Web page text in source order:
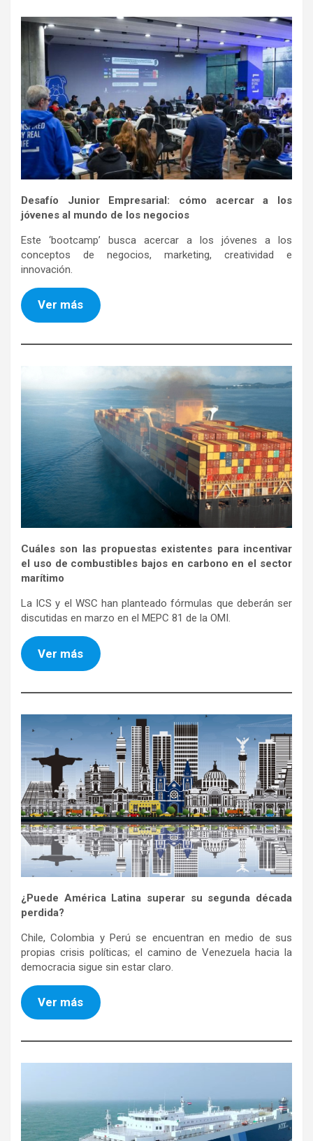
Desafío Junior Empresarial: cómo acercar a los
jóvenes al mundo de los negocios
Este ‘bootcamp’ busca acercar a los jóvenes a los
conceptos de negocios, marketing, creatividad e
innovación.
Ver más
Cuáles son las propuestas existentes para incentivar
el uso de combustibles bajos en carbono en el sector
marítimo
La ICS y el WSC han planteado fórmulas que deberán ser
discutidas en marzo en el MEPC 81 de la OMI.
Ver más
¿Puede América Latina superar su segunda década
perdida?
Chile, Colombia y Perú se encuentran en medio de sus
propias crisis políticas; el camino de Venezuela hacia la
democracia sigue sin estar claro.
Ver más